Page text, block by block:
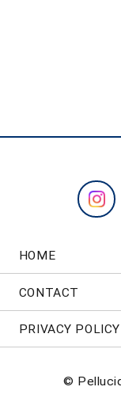
HOME
CONTACT
PRIVACY POLICY
©